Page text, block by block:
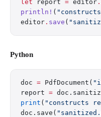
let report = editor .
println! (
editor . save (
Python
doc = PdfDocument(
report =
print ( "constructs
doc.save(